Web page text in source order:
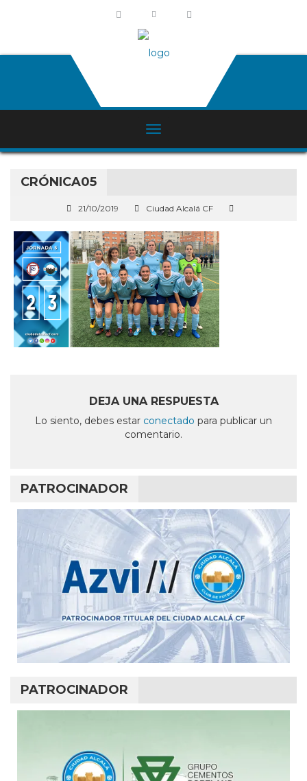
CRÓNICA05
21/10/2019 Ciudad Alcalá CF
DEJA UNA RESPUESTA
Lo siento, debes estar conectado para publicar un
comentario.
PATROCINADOR
PATROCINADOR